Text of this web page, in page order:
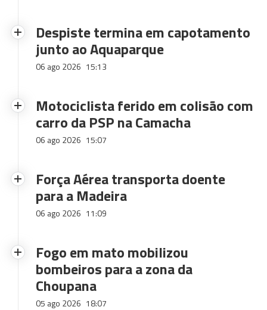
Despiste termina em capotamento
junto ao Aquaparque
06 ago 2026 15:13
Motociclista ferido em colisão com
carro da PSP na Camacha
06 ago 2026 15:07
Força Aérea transporta doente
para a Madeira
06 ago 2026 11:09
Fogo em mato mobilizou
bombeiros para a zona da
Choupana
05 ago 2026 18:07